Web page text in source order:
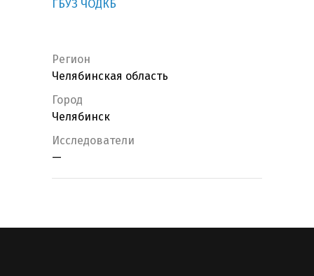
ГБУЗ ЧОДКБ
Регион
Челябинская область
Город
Челябинск
Исследователи
—